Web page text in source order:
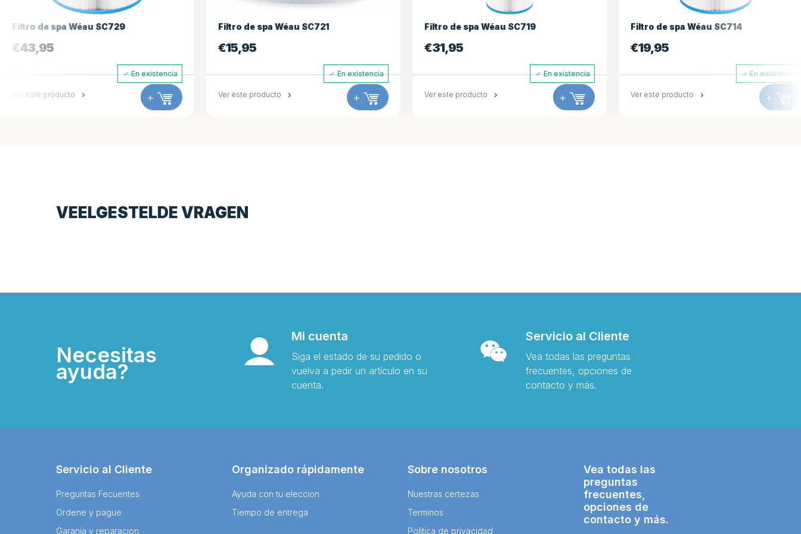
Filtro de spa Wéau SC729
€43,95
En existencia
Ver este producto +
Filtro de spa Wéau SC721
€15,95
En existencia
Ver este producto +
Filtro de spa Wéau SC719
€31,95
En existencia
Ver este producto +
Filtro de spa Wéau SC714
€19,95
En existencia
Ver este producto +
VEELGESTELDE VRAGEN
Necesitas
ayuda?
Mi cuenta
Siga el estado de su pedido o
vuelva a pedir un artículo en su
cuenta.
Servicio al Cliente
Vea todas las preguntas
frecuentes, opciones de
contacto y más.
Servicio al Cliente
Preguntas Fecuentes
Ordene y pague
Garania y reparacion
Organizado rápidamente
Ayuda con tu eleccion
Tiempo de entrega
Sobre nosotros
Nuestras certezas
Terminos
Politica de privacidad
Vea todas las
preguntas
frecuentes,
opciones de
contacto y más.